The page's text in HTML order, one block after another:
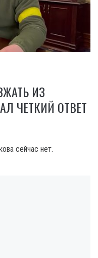
ИЗ
ЧЕТКИЙ ОТВЕТ
сейчас нет.